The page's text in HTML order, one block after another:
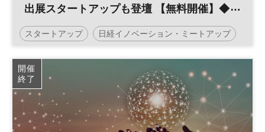
出展スタートアップも登壇 【無料開催】◆
日経イノベーション・ミートアップ◆
スタートアップ 日経イノベーション・ミートアップ
イノベーション スペイン バルセロナ
オープンイノベーション 平日夜開催 ベンチャー
開催
終了